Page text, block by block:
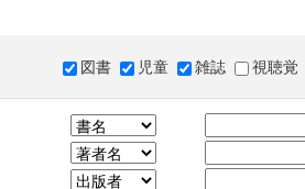
図書 児童 雑誌 視聴覚